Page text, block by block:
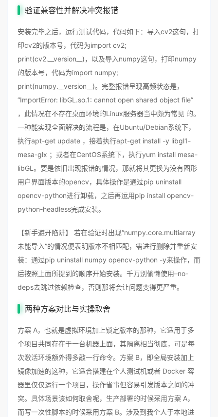
验证兼容性并解决冲突报错
安装完毕之后，运行测试代码，代码如下：导入cv2这句，打
印cv2的版本号，代码为import cv2;
print(cv2.__version__)，以及导入numpy这句，打印numpy
的版本号，代码为import numpy;
print(numpy.__version__)。完整报错呈现高频状态是，
“ImportError: libGL.so.1: cannot open shared object file”
，此情况在不存在桌面环境的Linux服务器当中颇为常见 的。
一种能实现全面解决的流程是，在Ubuntu/Debian系统下，
执行apt-get update ，接着执行apt-get install -y libgl1-
mesa-glx ；或者在CentOS系统下，执行yum install mesa-
libGL。要是依旧出现报错的情况，那就将其更换为没有图形
用户界面版本的opencv，具体操作是通过pip uninstall
opencv-python进行卸载，之后再运用pip install opencv-
python-headless完成安装。
【新手避开陷阱】 若在验证时出现“numpy.core.multiarray
未能导入”的情况便表明版本不相匹配，需进行删除并重新安
装：通过pip uninstall numpy opencv-python -y来操作，而
后按照上面所提到的顺序开始安装。千万别偷懒使用–no-
deps去跳过依赖检查，否则那将会让问题变得更严重。
两种方案对比与实操取舍
方案 A，也就是虚拟环境加上锁定版本的那种，它适用于多
个项目共同存在于一台机器上面，其隔离相当彻底，可是每
次激活环境额外得多敲一行命令。方案 B，即全局安装加上
镜像加速的这种，它适合搭建在个人测试机或者 Docker 容
器里仅仅运行一个项目，操作省事但容易引发版本之间的冲
突。具体场景该如何取舍呢，生产部署的时候采用方案 A，
而写一次性脚本的时候采用方案 B。涉及到我个人于本地进